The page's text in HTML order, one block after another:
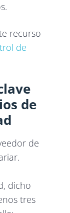
recurso
de
de
de
dicho
tres